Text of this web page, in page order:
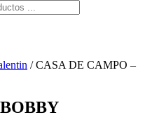
/ CASA DE CAMPO –